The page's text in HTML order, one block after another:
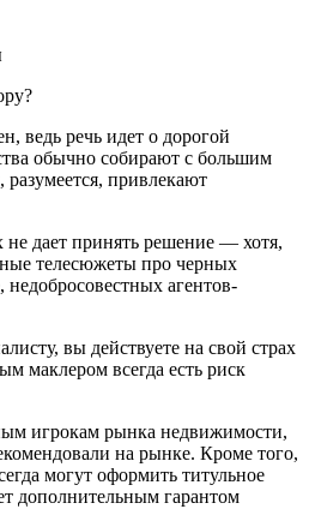
ведь речь идет о дорогой
обычно собирают с большим
привлекают
не дает принять решение — хотя,
телесюжеты про черных
недобросовестных агентов-
вы действуете на свой страх
маклером всегда есть риск
игрокам рынка недвижимости,
на рынке. Кроме того,
могут оформить титульное
дополнительным гарантом